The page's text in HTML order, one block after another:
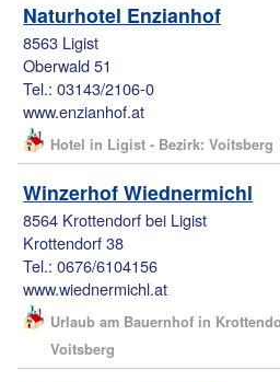
Naturhotel Enzianhof
8563 Ligist
Oberwald 51
Tel.: 03143/2106-0
www.enzianhof.at
Hotel in Ligist - Bezirk: Voitsberg
Winzerhof Wiednermichl
8564 Krottendorf bei Ligist
Krottendorf 38
Tel.: 0676/6104156
www.wiednermichl.at
Urlaub am Bauernhof in
Voitsberg